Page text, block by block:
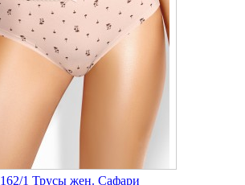
1 Трусы жен. Сафари